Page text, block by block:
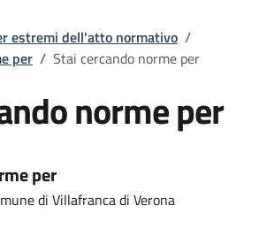
estremi dell'atto normativo /
per / Stai cercando norme per
norme per
per
di Villafranca di Verona